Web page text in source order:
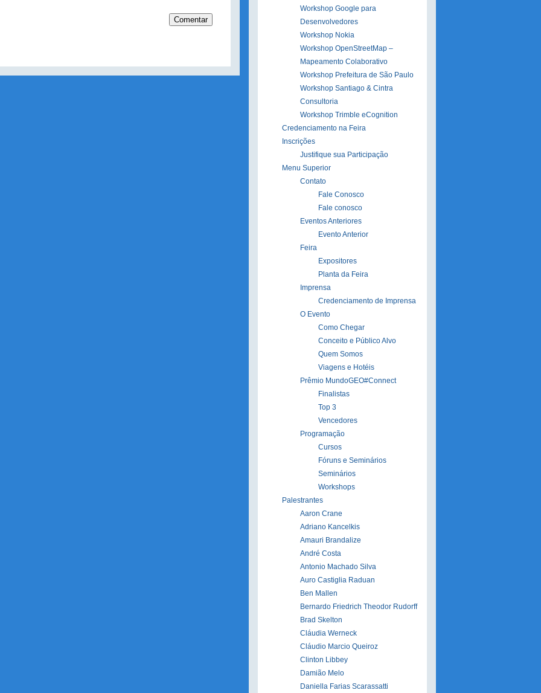
Workshop Google para
Desenvolvedores
Workshop Nokia
Workshop OpenStreetMap –
Mapeamento Colaborativo
Workshop Prefeitura de São Paulo
Workshop Santiago & Cintra
Consultoria
Workshop Trimble eCognition
Credenciamento na Feira
Inscrições
Justifique sua Participação
Menu Superior
Contato
Fale Conosco
Fale conosco
Eventos Anteriores
Evento Anterior
Feira
Expositores
Planta da Feira
Imprensa
Credenciamento de Imprensa
O Evento
Como Chegar
Conceito e Público Alvo
Quem Somos
Viagens e Hotéis
Prêmio MundoGEO#Connect
Finalistas
Top 3
Vencedores
Programação
Cursos
Fóruns e Seminários
Seminários
Workshops
Palestrantes
Aaron Crane
Adriano Kancelkis
Amauri Brandalize
André Costa
Antonio Machado Silva
Auro Castiglia Raduan
Ben Mallen
Bernardo Friedrich Theodor Rudorff
Brad Skelton
Cláudia Werneck
Cláudio Marcio Queiroz
Clinton Libbey
Damião Melo
Daniella Farias Scarassatti